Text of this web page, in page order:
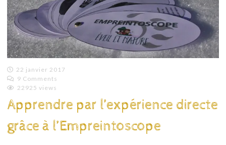
22 janvier 2017
Emilie
9 Comments
22925 views
Apprendre par l’expérience directe
grâce à l’Empreintoscope